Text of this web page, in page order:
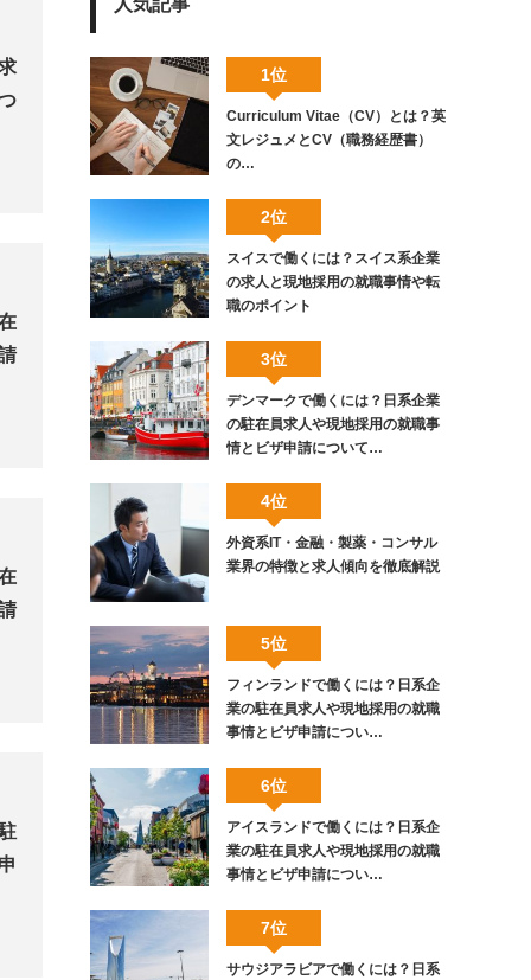
人気記事
1位
Curriculum Vitae（CV）とは？英
文レジュメとCV（職務経歴書）
の…
2位
スイスで働くには？スイス系企業
の求人と現地採用の就職事情や転
職のポイント
3位
デンマークで働くには？日系企業
の駐在員求人や現地採用の就職事
情とビザ申請について…
4位
外資系IT・金融・製薬・コンサル
業界の特徴と求人傾向を徹底解説
5位
フィンランドで働くには？日系企
業の駐在員求人や現地採用の就職
事情とビザ申請につい…
6位
アイスランドで働くには？日系企
業の駐在員求人や現地採用の就職
事情とビザ申請につい…
7位
サウジアラビアで働くには？日系